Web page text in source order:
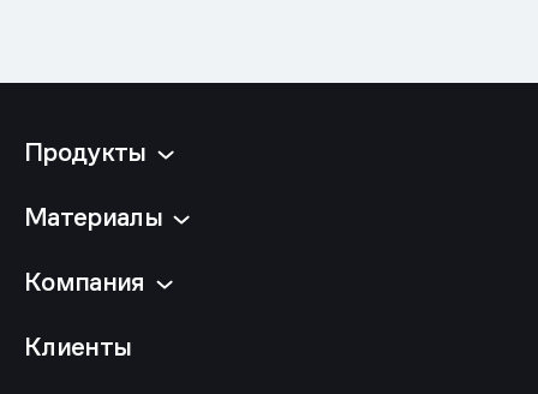
Продукты
Материалы
Компания
Клиенты